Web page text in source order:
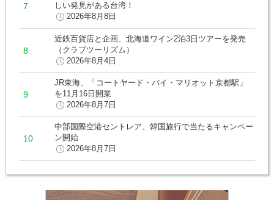
しい発見がある台湾！
2026年8月8日
近鉄百貨店と企画、北海道ワイン2泊3日ツアーを発売
（クラブツーリズム）
2026年8月4日
JR東海、「コートヤード・バイ・マリオット京都駅」
を11月16日開業
2026年8月7日
中部国際空港セントレア、韓国旅行で当たるキャンペー
ン開始
2026年8月7日